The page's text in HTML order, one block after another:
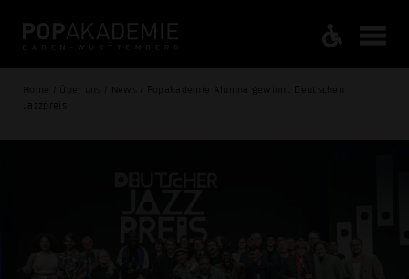
Home / Über uns / News / Popakademie Alumna gewinnt Deutschen
Jazzpreis